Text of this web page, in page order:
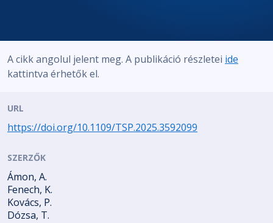
A cikk angolul jelent meg. A publikáció részletei ide
kattintva érhetők el.
URL
https://doi.org/10.1109/TSP.2025.3592099
SZERZŐK
Ámon, A.
Fenech, K.
Kovács, P.
Dózsa, T.